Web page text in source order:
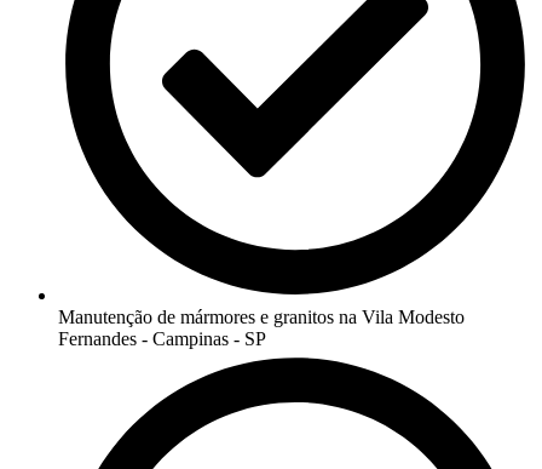
Manutenção de mármores e granitos na Vila Modesto
Fernandes - Campinas - SP